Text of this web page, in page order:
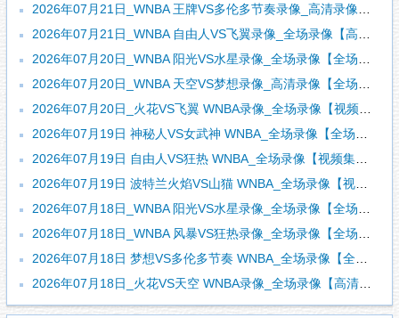
2026年07月21日_WNBA 王牌VS多伦多节奏录像_高清录像【全场回放】
2026年07月21日_WNBA 自由人VS飞翼录像_全场录像【高清回放】
2026年07月20日_WNBA 阳光VS水星录像_全场录像【全场回放】
2026年07月20日_WNBA 天空VS梦想录像_高清录像【全场回放】
2026年07月20日_火花VS飞翼 WNBA录像_全场录像【视频集锦】
2026年07月19日 神秘人VS女武神 WNBA_全场录像【全场回放】
2026年07月19日 自由人VS狂热 WNBA_全场录像【视频集锦】
2026年07月19日 波特兰火焰VS山猫 WNBA_全场录像【视频集锦】
2026年07月18日_WNBA 阳光VS水星录像_全场录像【全场回放】
2026年07月18日_WNBA 风暴VS狂热录像_全场录像【全场回放】
2026年07月18日 梦想VS多伦多节奏 WNBA_全场录像【全场回放】
2026年07月18日_火花VS天空 WNBA录像_全场录像【高清回放】